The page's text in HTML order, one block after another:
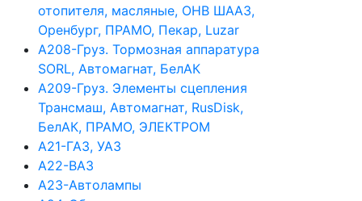
отопителя, масляные, ОНВ ШААЗ,
Оренбург, ПРАМО, Пекар, Luzar
А208-Груз. Тормозная аппаратура
SORL, Автомагнат, БелАК
А209-Груз. Элементы сцепления
Трансмаш, Автомагнат, RusDisk,
БелАК, ПРАМО, ЭЛЕКТРОМ
А21-ГАЗ, УАЗ
А22-ВАЗ
А23-Автолампы